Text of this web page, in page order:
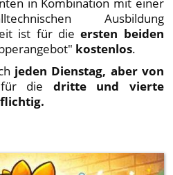
Ausbildung
ist für dieersten beiden
kostenlos.
jeden Dienstag, aber von
die dritte und vierte